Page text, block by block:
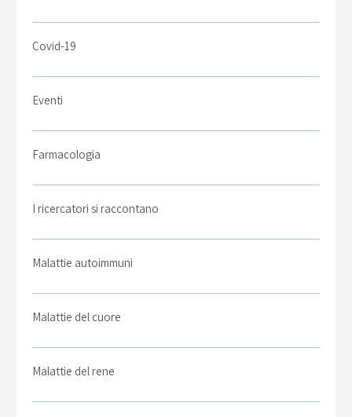
Covid-19
Eventi
Farmacologia
I ricercatori si raccontano
Malattie autoimmuni
Malattie del cuore
Malattie del rene